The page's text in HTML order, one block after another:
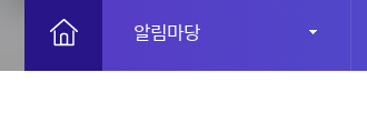
알림마당